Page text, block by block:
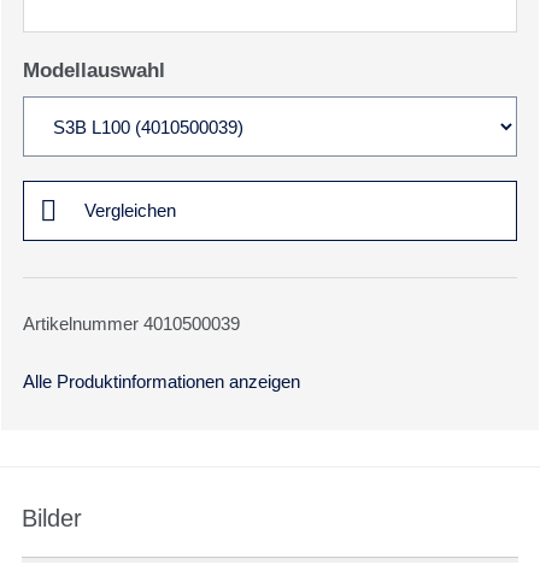
Modellauswahl
Vergleichen
Artikelnummer 4010500039
Alle Produktinformationen anzeigen
Bilder